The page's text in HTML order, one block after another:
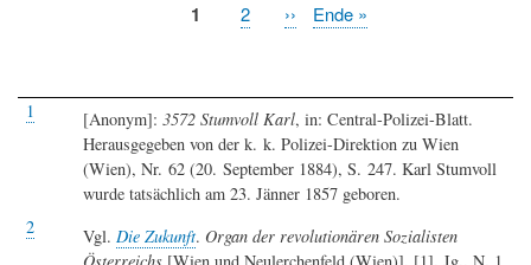
Seite
1 Seite
2
Nächste
››
Letzte
Ende »
1 [Anonym]:3572 Stumvoll Karl, in: Central-Polizei-Blatt.
Herausgegeben von der k. k. Polizei-Direktion zu Wien
(Wien), Nr. 62 (20. September 1884), S. 247. Karl Stumvoll
wurde tatsächlich am 23. Jänner 1857 geboren.
2
Vgl. Die Zukunft. Organ der revolutionären Sozialisten
Österreichs [Wien und Neulerchenfeld (Wien)], [1]. Jg., N. 1